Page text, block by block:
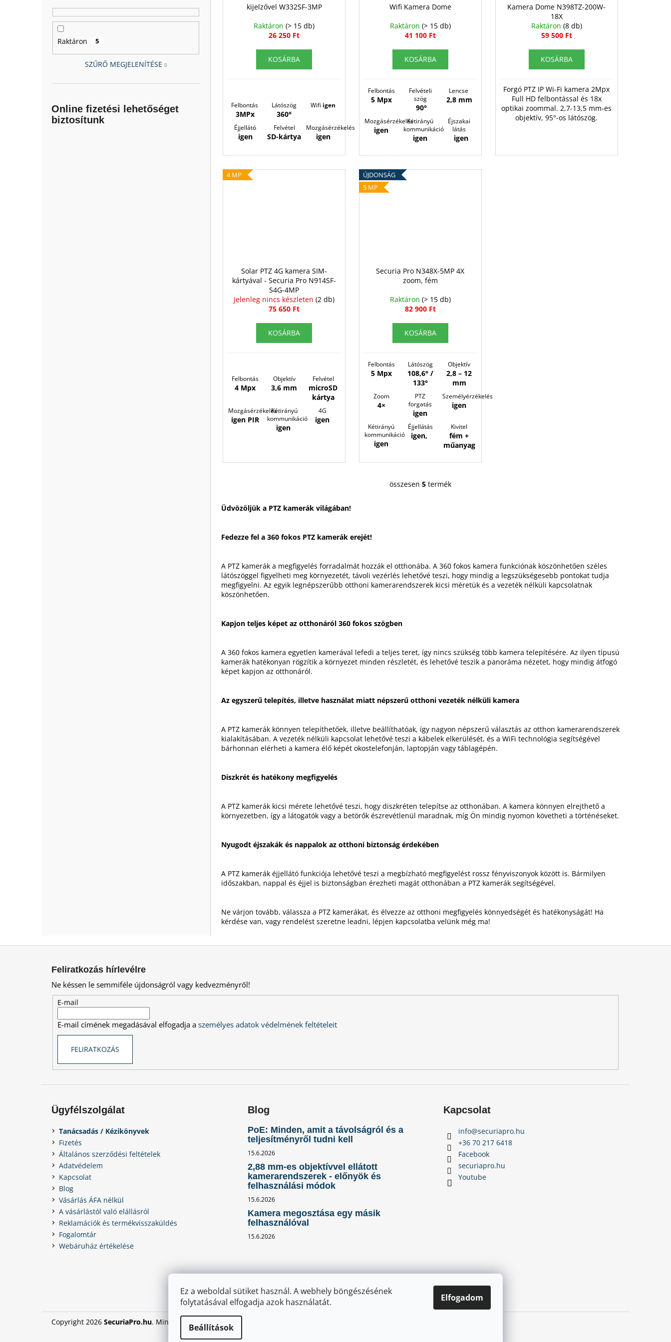
Ez a weboldal sütiket használ. A webhely böngészésének
folytatásával elfogadja azok használatát.
Beállítások
Elfogadom
Raktáron 5
SZŰRŐ MEGJELENÍTÉSE
Online fizetési lehetőséget
biztosítunk
kijelzővel W332SF-3MP
Raktáron(> 15 db)
26 250 Ft
KOSÁRBA
Felbontás
3MPx
Látószög
360°
Wifi igen
Éjjellátó
igen
Felvétel
SD-kártya
Mozgásérzékelés
igen
Wifi Kamera Dome
Raktáron (> 15 db)
41 100 Ft
KOSÁRBA
Felbontás
5 Mpx
Felvételi
szög
90°
Lencse
2,8 mm
Mozgásérzékelés
igen
Kétirányú
kommunikáció
igen
Éjszakai
látás
igen
Kamera Dome N398TZ-200W-
18X
Raktáron (8 db)
59 500 Ft
KOSÁRBA
Forgó PTZ IP Wi-Fi kamera 2Mpx
Full HD felbontással és 18x
optikai zoommal. 2,7-13,5 mm-es
objektív, 95°-os látószög.
4 MP
Solar PTZ 4G kamera SIM-
kártyával - Securia Pro N914SF-
S4G-4MP
Jelenleg nincs készleten(2 db)
75 650 Ft
KOSÁRBA
Felbontás
4 Mpx
Objektív
3,6 mm
Felvétel
microSD
kártya
Mozgásérzékelés
igen PIR
Kétirányú
kommunikáció
igen
4G
igen
ÚJDONSÁG
5 MP
Securia Pro N348X-5MP 4X
zoom, fém
Raktáron (> 15 db)
82 900 Ft
KOSÁRBA
Felbontás
5 Mpx
Látószög
108,6° /
133°
Objektív
2,8 – 12
mm
Zoom
4×
PTZ
forgatás
igen
Személyérzékelés
igen
Kétirányú
kommunikáció
igen
Éjjellátás
igen,
Kivitel
fém +
műanyag
L
á
n
y
l
e
i
összesen 5 termék
Üdvözöljük a PTZ kamerák világában!
Fedezze fel a 360 fokos PTZ kamerák erejét!
A PTZ kamerák a megfigyelés forradalmát hozzák el otthonába. A 360 fokos kamera funkciónak köszönhetően széles
látószöggel figyelheti meg környezetét, távoli vezérlés lehetővé teszi, hogy mindig a legszükségesebb pontokat tudja
megfigyelni. Az egyik legnépszerűbb otthoni kamerarendszerek kicsi méretük és a vezeték nélküli kapcsolatnak
köszönhetően.
Kapjon teljes képet az otthonáról 360 fokos szögben
A 360 fokos kamera egyetlen kamerával lefedi a teljes teret, így nincs szükség több kamera telepítésére. Az ilyen típusú
kamerák hatékonyan rögzítik a környezet minden részletét, és lehetővé teszik a panoráma nézetet, hogy mindig átfogó
képet kapjon az otthonáról.
Az egyszerű telepítés, illetve használat miatt népszerű otthoni vezeték nélküli kamera
A PTZ kamerák könnyen telepíthetőek, illetve beállíthatóak, így nagyon népszerű választás az otthon kamerarendszerek
kialakításában. A vezeték nélküli kapcsolat lehetővé teszi a kábelek elkerülését, és a WiFi technológia segítségével
bárhonnan elérheti a kamera élő képét okostelefonján, laptopján vagy táblagépén.
Diszkrét és hatékony megfigyelés
A PTZ kamerák kicsi mérete lehetővé teszi, hogy diszkréten telepítse az otthonában. A kamera könnyen elrejthető a
környezetben, így a látogatók vagy a betörők észrevétlenül maradnak, míg Ön mindig nyomon követheti a történéseket.
Nyugodt éjszakák és nappalok az otthoni biztonság érdekében
A PTZ kamerák éjjellátó funkciója lehetővé teszi a megbízható megfigyelést rossz fényviszonyok között is. Bármilyen
időszakban, nappal és éjjel is biztonságban érezheti magát otthonában a PTZ kamerák segítségével.
Ne várjon tovább, válassza a PTZ kamerákat, és élvezze az otthoni megfigyelés könnyedségét és hatékonyságát! Ha
kérdése van, vagy rendelést szeretne leadni, lépjen kapcsolatba velünk még ma!
Feliratkozás hírlevélre
Ne késsen le semmiféle újdonságról vagy kedvezményről!
E-mail
E-mail címének megadásával elfogadja aszemélyes adatok védelmének feltételeit
FELIRATKOZÁS
Ügyfélszolgálat
Tanácsadás / Kézikönyvek
Fizetés
Általános szerződési feltételek
Adatvédelem
Kapcsolat
Blog
Vásárlás ÁFA nélkül
A vásárlástól való elállásról
Reklamációk és termékvisszaküldés
Fogalomtár
Webáruház értékelése
Blog
PoE: Minden, amit a távolságról és a
teljesítményről tudni kell
15.6.2026
2,88 mm-es objektívvel ellátott
kamerarendszerek - előnyök és
felhasználási módok
15.6.2026
Kamera megosztása egy másik
felhasználóval
15.6.2026
Kapcsolat
info@securiapro.hu
+36 70 217 6418
Facebook
securiapro.hu
Youtube
Copyright 2026 SecuriaPro.hu. Minden jog fenntartva.